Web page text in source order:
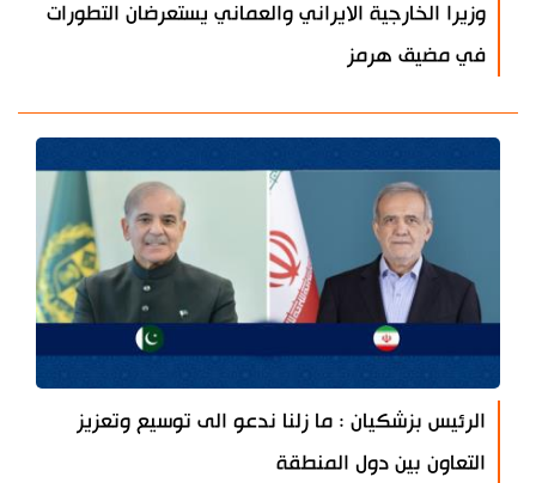
وزيرا الخارجية الايراني والعماني يستعرضان التطورات
في مضيق هرمز
الرئيس بزشكيان : ما زلنا ندعو الى توسيع وتعزيز
التعاون بين دول المنطقة